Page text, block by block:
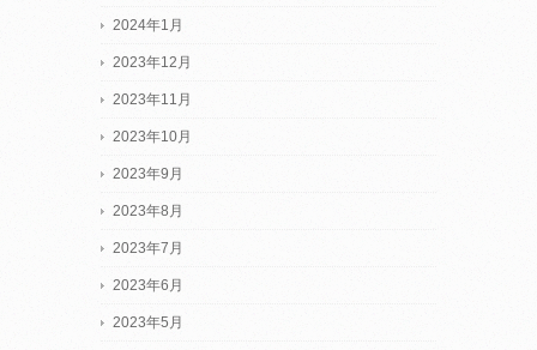
2024年1月
2023年12月
2023年11月
2023年10月
2023年9月
2023年8月
2023年7月
2023年6月
2023年5月